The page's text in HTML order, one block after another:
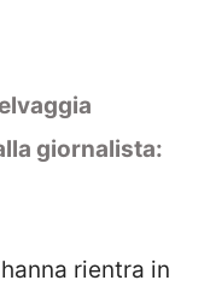
giornalista:
rientra in